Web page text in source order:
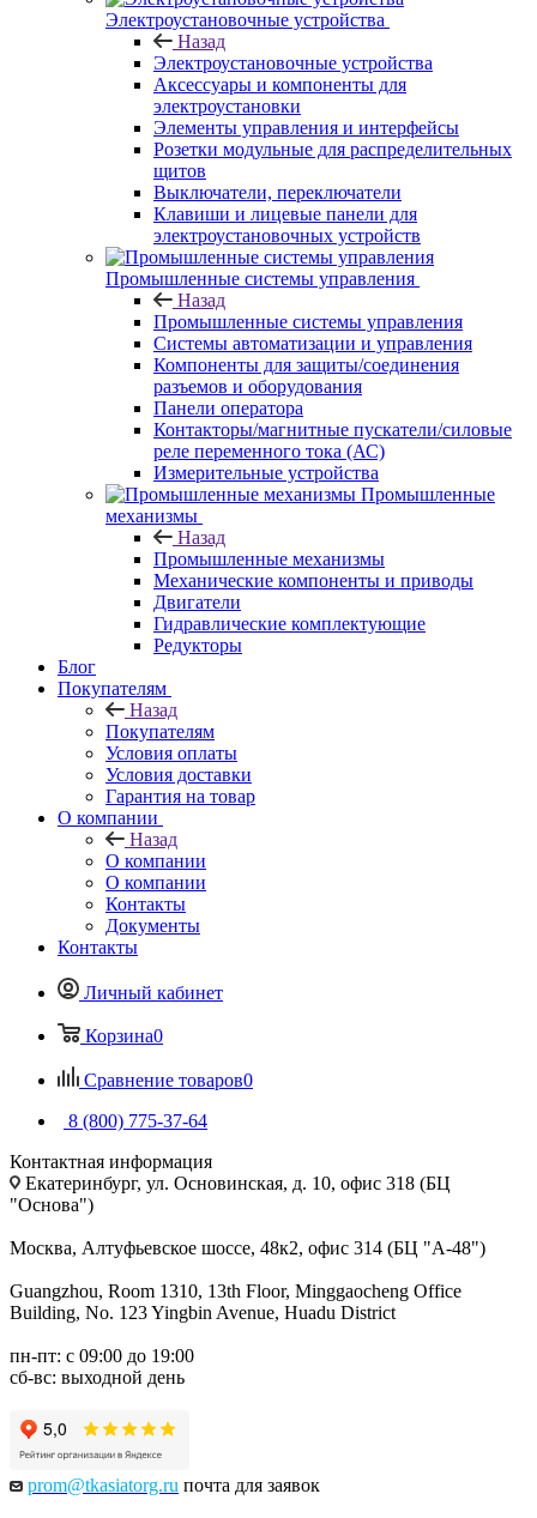
Электроустановочные устройства
Назад
Электроустановочные устройства
Аксессуары и компоненты для
электроустановки
Элементы управления и интерфейсы
Розетки модульные для распределительных
щитов
Выключатели, переключатели
Клавиши и лицевые панели для
электроустановочных устройств
Промышленные системы управления
Назад
Промышленные системы управления
Системы автоматизации и управления
Компоненты для защиты/соединения
разъемов и оборудования
Панели оператора
Контакторы/магнитные пускатели/силовые
реле переменного тока (АС)
Измерительные устройства
Промышленные
механизмы
Назад
Промышленные механизмы
Механические компоненты и приводы
Двигатели
Гидравлические комплектующие
Редукторы
Блог
Покупателям
Назад
Покупателям
Условия оплаты
Условия доставки
Гарантия на товар
О компании
Назад
О компании
О компании
Контакты
Документы
Контакты
Личный кабинет
Корзина0
Сравнение товаров0
8 (800) 775-37-64
Контактная информация
Екатеринбург, ул. Основинская, д. 10, офис 318 (БЦ
"Основа")
Москва, Алтуфьевское шоссе, 48к2, офис 314 (БЦ "А-48")
Guangzhou, Room 1310, 13th Floor, Minggaocheng Office
Building, No. 123 Yingbin Avenue, Huadu District
пн-пт: с 09:00 до 19:00
сб-вс: выходной день
prom@tkasiatorg.ru почта для заявок